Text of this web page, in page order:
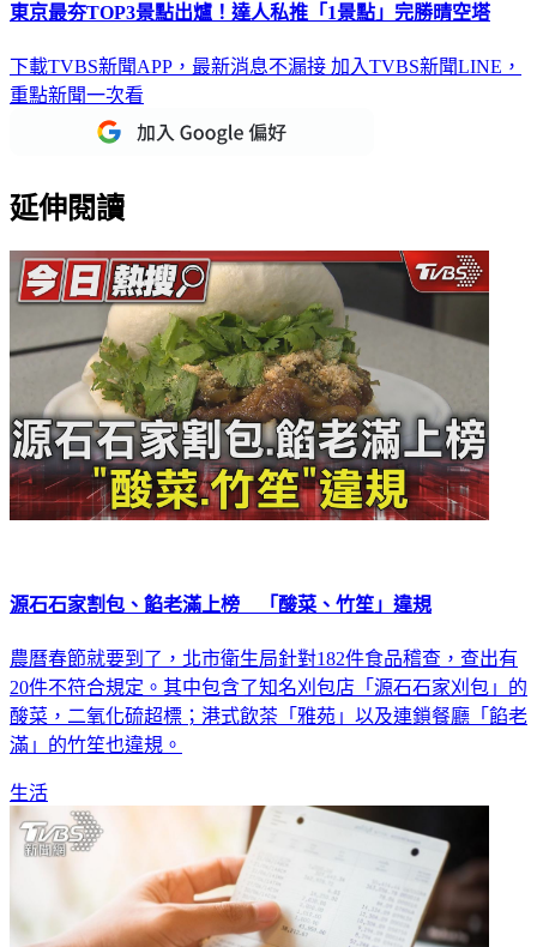
東京最夯TOP3景點出爐！達人私推「1景點」完勝晴空塔
下載TVBS新聞APP，最新消息不漏接 加入TVBS新聞LINE，
重點新聞一次看
延伸閱讀
源石石家割包、餡老滿上榜 「酸菜、竹笙」違規
農曆春節就要到了，北市衛生局針對182件食品稽查，查出有
20件不符合規定。其中包含了知名刈包店「源石石家刈包」的
酸菜，二氧化硫超標；港式飲茶「雅苑」以及連鎖餐廳「餡老
滿」的竹笙也違規。
生活